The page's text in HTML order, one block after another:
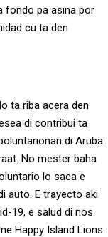
fondo pa asina por
cu ta den
ta riba acera den
di contribui ta
di Aruba
No mester baha
lo saca e
auto. E trayecto aki
19, e salud di nos
Happy Island Lions